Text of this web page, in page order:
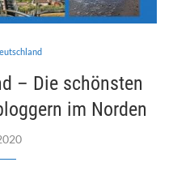
– Die schönsten
im Norden